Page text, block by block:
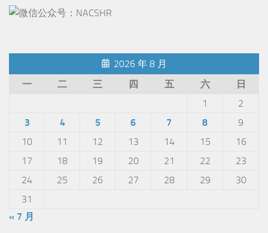
2026 年 8 月
一
二 三 四 五 六
日
1
2
3
4 5 6 7 8
9
10
11 12 13 14 15
16
17
18 19 20 21 22
23
24
25 26 27 28 29
30
31
« 7 月